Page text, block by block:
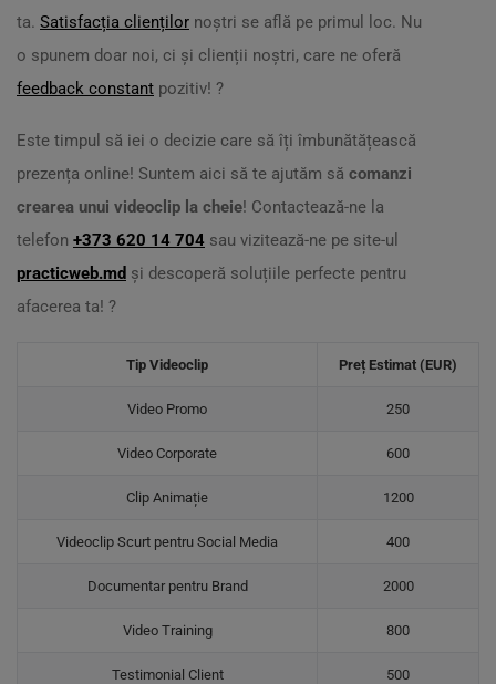
ta. Satisfacția clienților noștri se află pe primul loc. Nu
o spunem doar noi, ci și clienții noștri, care ne oferă
feedback constant pozitiv! ?
Este timpul să iei o decizie care să îți îmbunătățească
prezența online! Suntem aici să te ajutăm să comanzi
crearea unui videoclip la cheie! Contactează-ne la
telefon +373 620 14 704 sau vizitează-ne pe site-ul
practicweb.md și descoperă soluțiile perfecte pentru
afacerea ta! ?
Tip Videoclip Preț Estimat (EUR)
Video Promo 250
Video Corporate 600
Clip Animație 1200
Videoclip Scurt pentru Social Media 400
Documentar pentru Brand 2000
Video Training 800
Testimonial Client 500